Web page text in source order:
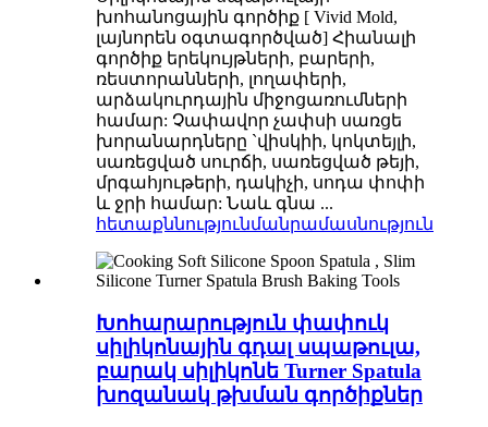
խոհանոցային գործիք [ Vivid Mold,
լայնորեն օգտագործված] Հիանալի
գործիք երեկույթների, բարերի,
ռեստորանների, լողափերի,
արձակուրդային միջոցառումների
համար: Չափավոր չափսի սառցե
խորանարդները `վիսկիի, կոկտեյլի,
սառեցված սուրճի, սառեցված թեյի,
մրգահյութերի, դակիչի, սոդա փոփի
և ջրի համար: Նաև գնա ...
հետաքննությունմանրամասնություն
Խոհարարություն փափուկ
սիլիկոնային գդալ սպաթուլա,
բարակ սիլիկոնե Turner Spatula
խոզանակ թխման գործիքներ